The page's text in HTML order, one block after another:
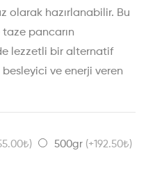
olarak hazırlanabilir. Bu
pancarın
lezzetli bir alternatif
ve enerji veren
500gr (+192.50₺)